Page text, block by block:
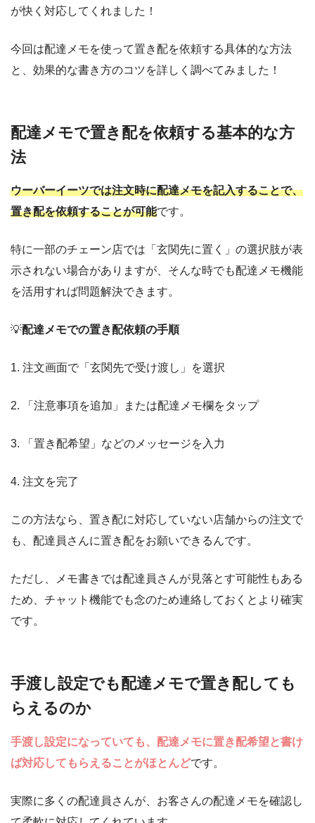
が快く対応してくれました！
今回は配達メモを使って置き配を依頼する具体的な方法
と、効果的な書き方のコツを詳しく調べてみました！
配達メモで置き配を依頼する基本的な方
法
ウーバーイーツでは注文時に配達メモを記入することで、
置き配を依頼することが可能です。
特に一部のチェーン店では「玄関先に置く」の選択肢が表
示されない場合がありますが、そんな時でも配達メモ機能
を活用すれば問題解決できます。
💡配達メモでの置き配依頼の手順
1. 注文画面で「玄関先で受け渡し」を選択
2. 「注意事項を追加」または配達メモ欄をタップ
3. 「置き配希望」などのメッセージを入力
4. 注文を完了
この方法なら、置き配に対応していない店舗からの注文で
も、配達員さんに置き配をお願いできるんです。
ただし、メモ書きでは配達員さんが見落とす可能性もある
ため、チャット機能でも念のため連絡しておくとより確実
です。
手渡し設定でも配達メモで置き配しても
らえるのか
手渡し設定になっていても、配達メモに置き配希望と書け
ば対応してもらえることがほとんどです。
実際に多くの配達員さんが、お客さんの配達メモを確認し